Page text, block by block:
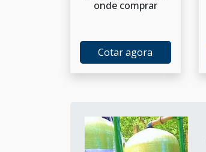
onde comprar
Cotar agora